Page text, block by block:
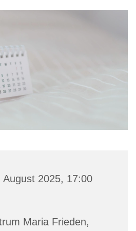
2025, 17:00
Maria Frieden,